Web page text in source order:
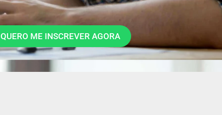
QUERO ME INSCREVER AGORA